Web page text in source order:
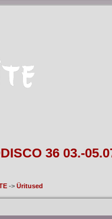
36 03.-
-> Üritused